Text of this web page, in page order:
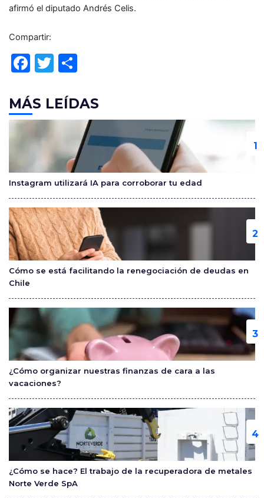
afirmó el diputado Andrés Celis.
Compartir:
F
c
e
b
o
k
T
itt
er
m
p
ar
tir
MÁS LEÍDAS
Instagram utilizará IA para corroborar tu edad
Cómo se está facilitando la renegociación de deudas en
Chile
¿Cómo organizar nuestras finanzas de cara a las
vacaciones?
¿Cómo se hace? El trabajo de la recuperadora de metales
Norte Verde SpA